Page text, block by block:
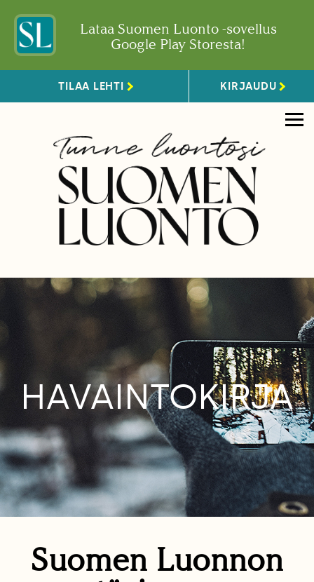
Lataa Suomen Luonto -sovellus
Google Play Storesta!
TILAA LEHTI KIRJAUDU
HAVAINTOKIRJA
Suomen Luonnon